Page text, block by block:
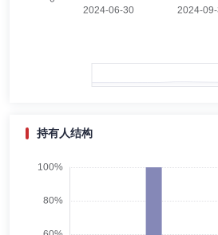
莫倩女士：总经理助理。华泰柏瑞基
持有人结构